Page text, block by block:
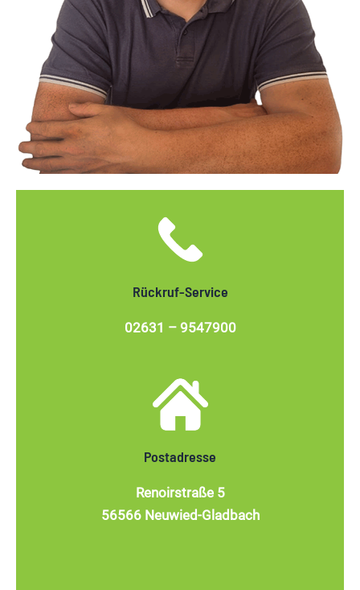
Rückruf-Service
02631 – 9547900
Postadresse
Renoirstraße 5
56566 Neuwied-Gladbach